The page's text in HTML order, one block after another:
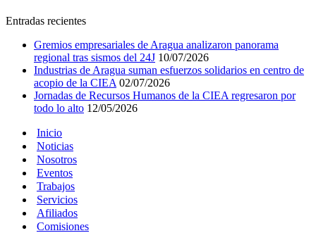
Entradas recientes
Gremios empresariales de Aragua analizaron panorama
regional tras sismos del 24J 10/07/2026
Industrias de Aragua suman esfuerzos solidarios en centro de
acopio de la CIEA 02/07/2026
Jornadas de Recursos Humanos de la CIEA regresaron por
todo lo alto 12/05/2026
Inicio
Noticias
Nosotros
Eventos
Trabajos
Servicios
Afiliados
Comisiones